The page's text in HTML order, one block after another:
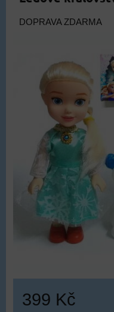
DOPRAVA ZDARMA
399 Kč